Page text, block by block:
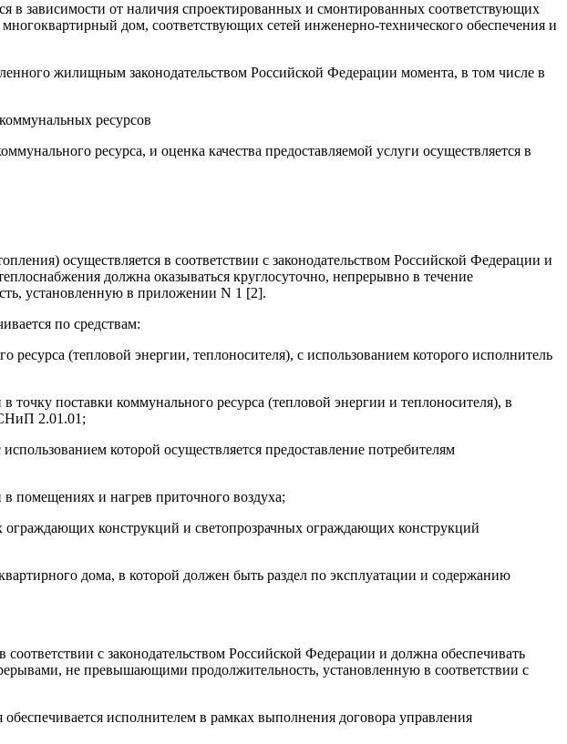
в зависимости от наличия спроектированных и смонтированных соответствующих
дом, соответствующих сетей инженерно-технического обеспечения и
жилищным законодательством Российской Федерации момента, в том числе в
ресурсов
ресурса, и оценка качества предоставляемой услуги осуществляется в
осуществляется в соответствии с законодательством Российской Федерации и
должна оказываться круглосуточно, непрерывно в течение
установленную в приложении N 1 [2].
по средствам:
(тепловой энергии, теплоносителя), с использованием которого исполнитель
точку поставки коммунального ресурса (тепловой энергии и теплоносителя), в
2.01.01;
которой осуществляется предоставление потребителям
помещениях и нагрев приточного воздуха;
конструкций и светопрозрачных ограждающих конструкций
дома, в которой должен быть раздел по эксплуатации и содержанию
с законодательством Российской Федерации и должна обеспечивать
не превышающими продолжительность, установленную в соответствии с
исполнителем в рамках выполнения договора управления